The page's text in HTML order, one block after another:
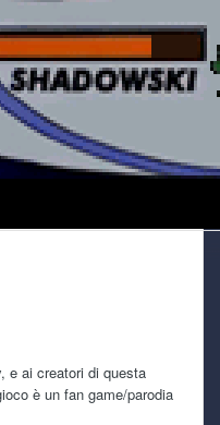
e ai creatori di questa
è un fan game/parodia